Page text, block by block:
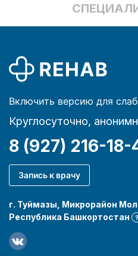
Включить версию для
Круглосуточно,
8 (927) 216-18-
Запись к врачу
г. Туймазы, Микрорайон
Республика Башкортостан
?